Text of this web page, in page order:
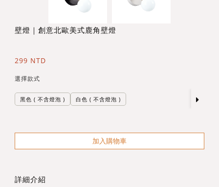
壁燈｜創意北歐美式鹿角壁燈
299 NTD
選擇款式
黑色 ( 不含燈泡 ) 白色 ( 不含燈泡 )
加入購物車
詳細介紹